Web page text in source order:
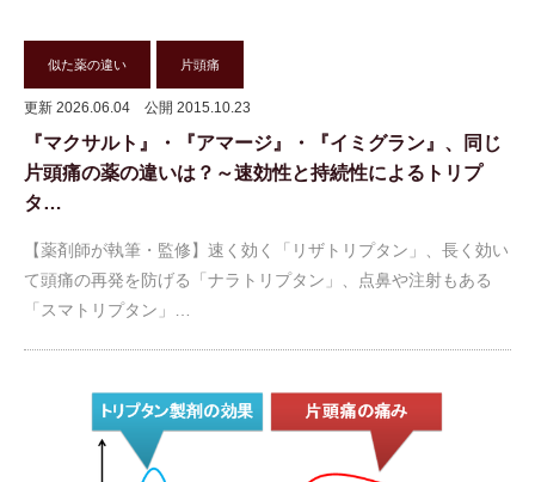
似た薬の違い 片頭痛
更新 2026.06.04 公開 2015.10.23
『マクサルト』・『アマージ』・『イミグラン』、同じ
片頭痛の薬の違いは？～速効性と持続性によるトリプ
タ…
【薬剤師が執筆・監修】速く効く「リザトリプタン」、長く効い
て頭痛の再発を防げる「ナラトリプタン」、点鼻や注射もある
「スマトリプタン」…